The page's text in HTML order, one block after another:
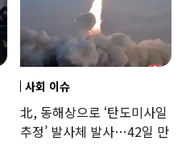
사회 이슈
北, 동해상으로 ‘탄도미사일
추정’ 발사체 발사…42일 만